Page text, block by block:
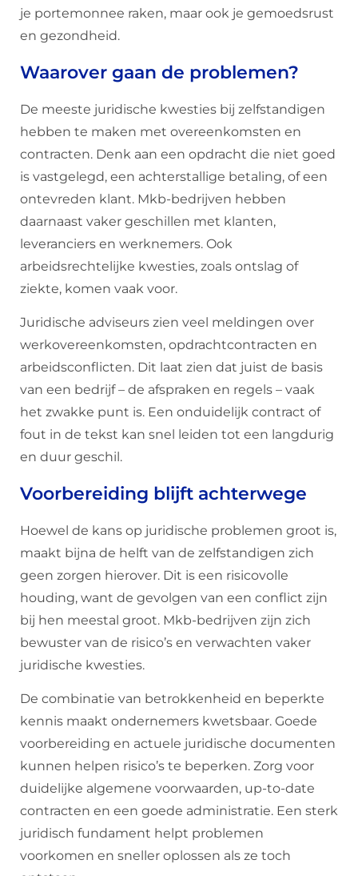
je portemonnee raken, maar ook je gemoedsrust
en gezondheid.
Waarover gaan de problemen?
De meeste juridische kwesties bij zelfstandigen
hebben te maken met overeenkomsten en
contracten. Denk aan een opdracht die niet goed
is vastgelegd, een achterstallige betaling, of een
ontevreden klant. Mkb-bedrijven hebben
daarnaast vaker geschillen met klanten,
leveranciers en werknemers. Ook
arbeidsrechtelijke kwesties, zoals ontslag of
ziekte, komen vaak voor.
Juridische adviseurs zien veel meldingen over
werkovereenkomsten, opdrachtcontracten en
arbeidsconflicten. Dit laat zien dat juist de basis
van een bedrijf – de afspraken en regels – vaak
het zwakke punt is. Een onduidelijk contract of
fout in de tekst kan snel leiden tot een langdurig
en duur geschil.
Voorbereiding blijft achterwege
Hoewel de kans op juridische problemen groot is,
maakt bijna de helft van de zelfstandigen zich
geen zorgen hierover. Dit is een risicovolle
houding, want de gevolgen van een conflict zijn
bij hen meestal groot. Mkb-bedrijven zijn zich
bewuster van de risico’s en verwachten vaker
juridische kwesties.
De combinatie van betrokkenheid en beperkte
kennis maakt ondernemers kwetsbaar. Goede
voorbereiding en actuele juridische documenten
kunnen helpen risico’s te beperken. Zorg voor
duidelijke algemene voorwaarden, up-to-date
contracten en een goede administratie. Een sterk
juridisch fundament helpt problemen
voorkomen en sneller oplossen als ze toch